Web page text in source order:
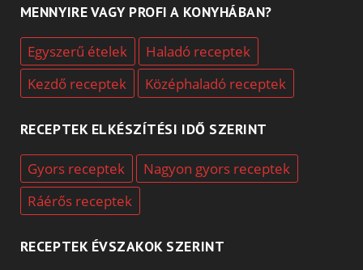
MENNYIRE VAGY PROFI A KONYHÁBAN?
Egyszerű ételek
Haladó receptek
Kezdő receptek
Középhaladó receptek
RECEPTEK ELKÉSZÍTÉSI IDŐ SZERINT
Gyors receptek
Nagyon gyors receptek
Ráérős receptek
RECEPTEK ÉVSZAKOK SZERINT